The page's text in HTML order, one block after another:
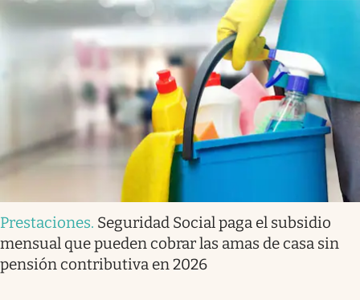
Prestaciones. Seguridad Social paga el subsidio
mensual que pueden cobrar las amas de casa sin
pensión contributiva en 2026